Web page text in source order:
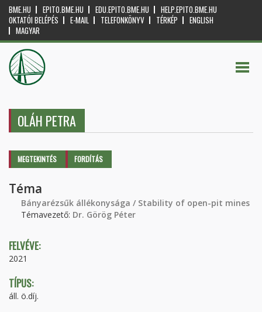
BME.HU EPITO.BME.HU EDU.EPITO.BME.HU
HELP.EPITO.BME.HU
OKTATÓI BELÉPÉS
E-MAIL TELEFONKÖNYV TÉRKÉP
ENGLISH
MAGYAR
OLÁH PETRA
Elsődleges fülek
MEGTEKINTÉS (AKTÍVFORDÍTÁS
Téma
Bányarézsűk állékonysága / Stability of open-pit mines
Témavezető: Dr. Görög Péter
FELVÉVE:
2021
TÍPUS:
áll. ö.díj.